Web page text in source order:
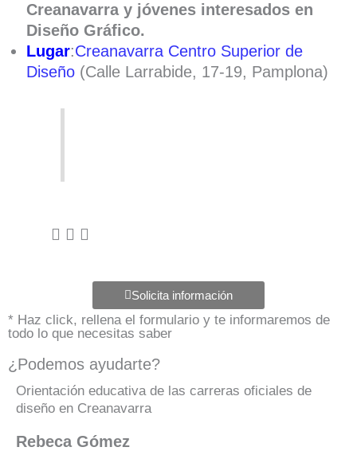
Creanavarra y jóvenes interesados en
Diseño Gráfico.
Lugar:Creanavarra Centro Superior de
Diseño (Calle Larrabide, 17-19, Pamplona)
Solicita información
* Haz click, rellena el formulario y te informaremos de
todo lo que necesitas saber
¿Podemos ayudarte?
Orientación educativa de las carreras oficiales de
diseño en Creanavarra
Rebeca Gómez